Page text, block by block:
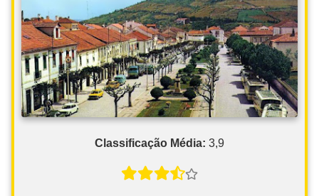
Classificação Média: 3,9